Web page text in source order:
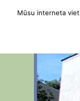
Mūsu interneta